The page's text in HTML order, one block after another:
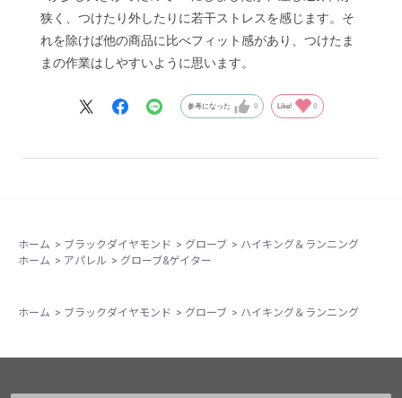
狭く、つけたり外したりに若干ストレスを感じます。そ
れを除けば他の商品に比べフィット感があり、つけたま
まの作業はしやすいように思います。
参考になった 0 Like! 0
ホーム > ブラックダイヤモンド > グローブ > ハイキング＆ランニング
ホーム > アパレル > グローブ&ゲイター
ホーム > ブラックダイヤモンド > グローブ > ハイキング＆ランニング